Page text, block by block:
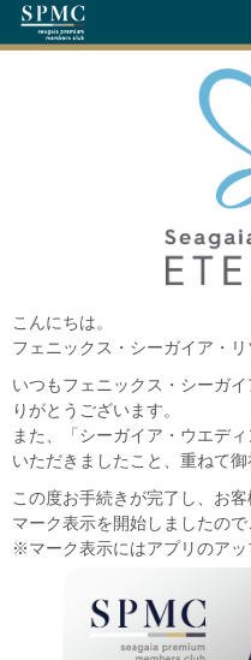
こんにちは。
フェニックス・シーガイア・リ
いつもフェニックス・シーガ
りがとうございます。
また、「シーガイア・ウエデ
いただきましたこと、重ねて御
この度お手続きが完了し、お
マーク表示を開始しましたので
※マーク表示にはアプリのア